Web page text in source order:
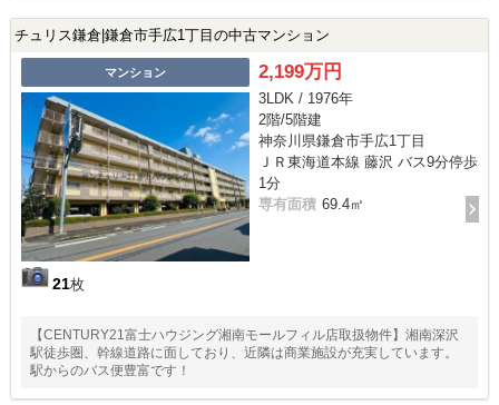
チュリス鎌倉|鎌倉市手広1丁目の中古マンション
マンション
21枚
2,199万円
3LDK / 1976年
2階/5階建
神奈川県鎌倉市手広1丁目
ＪＲ東海道本線 藤沢 バス9分停歩
1分
専有面積 69.4㎡
【CENTURY21富士ハウジング湘南モールフィル店取扱物件】湘南深沢
駅徒歩圏、幹線道路に面しており、近隣は商業施設が充実しています。
駅からのバス便豊富です！